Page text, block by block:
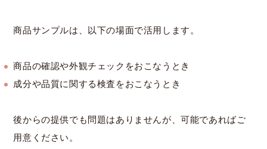
商品サンプルは、以下の場面で活用します。
商品の確認や外観チェックをおこなうとき
成分や品質に関する検査をおこなうとき
後からの提供でも問題はありませんが、可能であればご
用意ください。